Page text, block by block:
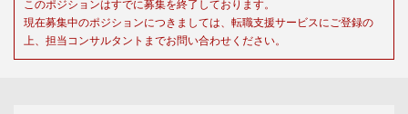
このポジションはすでに募集を終了しております。
現在募集中のポジションにつきましては、転職支援サービスにご登録の
上、担当コンサルタントまでお問い合わせください。